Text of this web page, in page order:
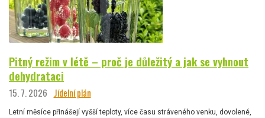
Pitný režim v létě – proč je důležitý a jak se vyhnout
dehydrataci
15. 7. 2026 Jídelní plán
Letní měsíce přinášejí vyšší teploty, více času stráveného venku, dovolené,